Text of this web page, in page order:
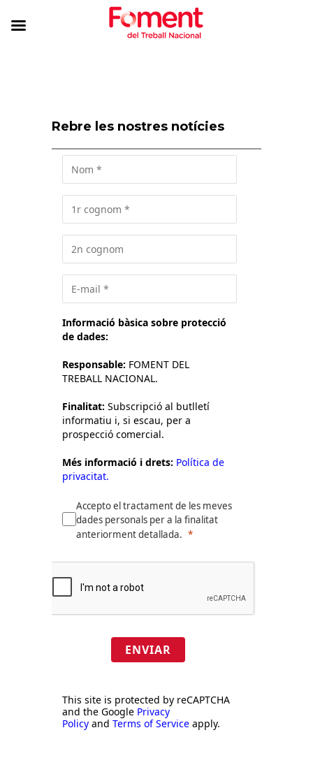
Rebre les nostres notícies
Informació bàsica sobre protecció
de dades:
Responsable: FOMENT DEL
TREBALL NACIONAL.
Finalitat: Subscripció al butlletí
informatiu i, si escau, per a
prospecció comercial.
Més informació i drets: Política de
privacitat.
Accepto el tractament de les meves
dades personals per a la finalitat
anteriorment detallada.
ENVIAR
This site is protected by reCAPTCHA
and the Google Privacy
Policy and Terms of Service apply.